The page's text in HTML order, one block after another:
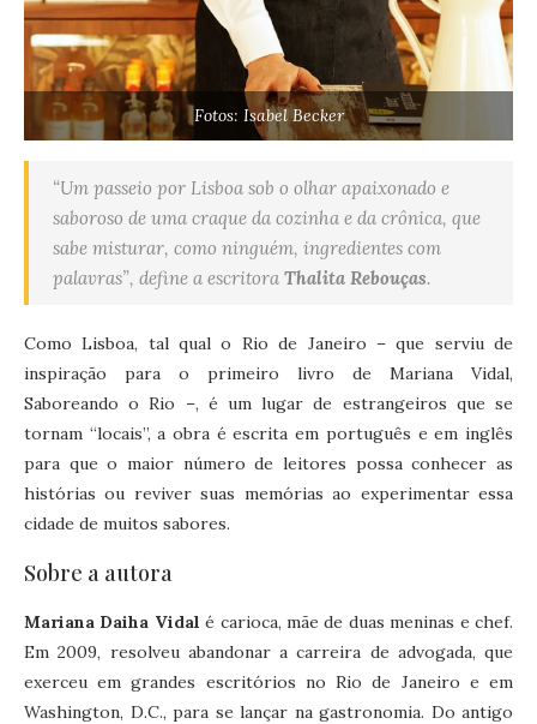
Fotos: Isabel Becker
“Um passeio por Lisboa sob o olhar apaixonado e
saboroso de uma craque da cozinha e da crônica, que
sabe misturar, como ninguém, ingredientes com
palavras”, define a escritora Thalita Rebouças.
Como Lisboa, tal qual o Rio de Janeiro – que serviu de
inspiração para o primeiro livro de Mariana Vidal,
Saboreando o Rio –, é um lugar de estrangeiros que se
tornam “locais”, a obra é escrita em português e em inglês
para que o maior número de leitores possa conhecer as
histórias ou reviver suas memórias ao experimentar essa
cidade de muitos sabores.
Sobre a autora
Mariana Daiha Vidal é carioca, mãe de duas meninas e chef.
Em 2009, resolveu abandonar a carreira de advogada, que
exerceu em grandes escritórios no Rio de Janeiro e em
Washington, D.C., para se lançar na gastronomia. Do antigo